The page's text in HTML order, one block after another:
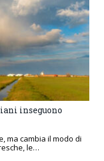
inseguono
ma cambia il modo di
le…